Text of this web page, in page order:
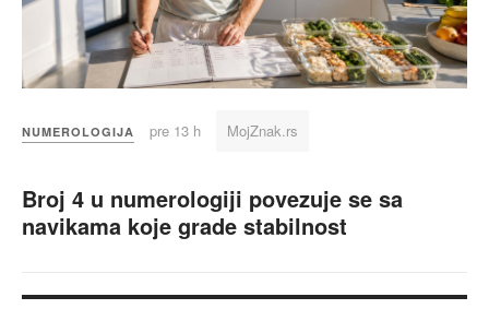
NUMEROLOGIJA pre 13 h MojZnak.rs
Broj 4 u numerologiji povezuje se sa
navikama koje grade stabilnost